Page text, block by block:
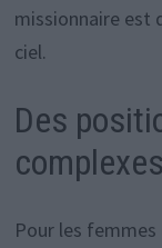
missionnaire est
ciel.
Des
Pour les